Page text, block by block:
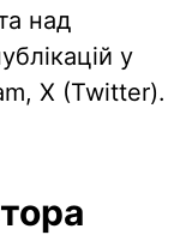
над
у
Х (Twitter).